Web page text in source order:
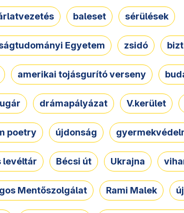
baleset sérülések
Egyetem zsidó
amerikai tojásgurító verseny
drámapályázat V.kerület
poetry újdonság
levéltár Bécsi út Ukrajna
Mentőszolgálat Rami Malek